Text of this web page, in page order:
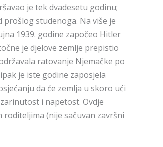
je tek dvadesetu godinu;
studenoga. Na više je
1939. godine započeo Hitler
je djelove zemlje prepistio
ratovanje Njemačke po
je iste godine zaposjela
da će zemlja u skoro ući
i napetost. Ovdje
(nije sačuvan završni